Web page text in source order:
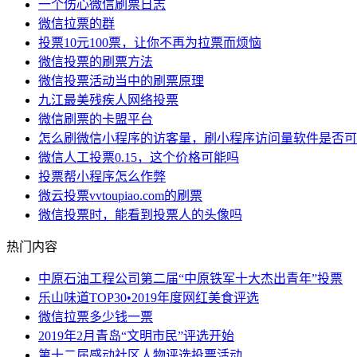
一个伤心微信刷票日志
微信拉票的群
投票10元100票，让你不再为拉票而烦恼
微信投票的刷票方法
微信投票活动当中的刷票原理
九江最美残疾人网络投票
微信刷票的卡盟平台
怎么刷微信小程序的访客量，刷小程序访问量软件是否
微信人工投票0.15，这个价格可能吗
投票帮小程序怎么作弊
微云投票vvtoupiao.com的刷票
微信投票时，能看到投票人的头像吗
热门内容
中原石油工程公司第二届“中原铁军十大杰出青年”投票
乐山味道TOP30•2019年度网红美食评选
微信拉票多少钱一票
2019年2月青岛“文明市民”评选开始